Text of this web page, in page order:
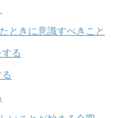
ときに意識すべきこと
る